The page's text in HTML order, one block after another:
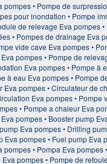
• Pompe de
pour inondation • Pompe
de relevage Eva pompes
• Pompes de drainage Eva
vide cave Eva pompes •
pompes • Pompe de
Eva pompes • Pompe
à eau Eva pompes •
pompes • Circulateur de
Eva pompes •
• Pompe a chaleur Eva
pompes • Booster pump
Eva pompes • Drilling
pompes • Fuel pump
• Pompa Eva
pompes • Pompe de